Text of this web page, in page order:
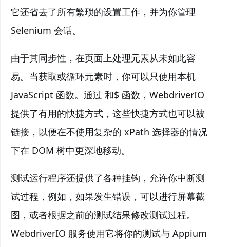
它还省去了所有繁琐的设置工作，并为你管理
Selenium 会话。
由于其同步性，在页面上处理元素从未如此容
易。当获取或循环元素时，你可以只使用本机
JavaScript 函数。通过 和$ 函数，WebdriverIO
提供了有用的快捷方式，这些快捷方式也可以被
链接，以便在不使用复杂的 xPath 选择器的情况
下在 DOM 树中更深地移动。
测试运行程序还提供了各种挂钩，允许你中断测
试过程，例如，如果发生错误，可以进行屏幕截
图，或者根据之前的测试结果修改测试过程。
WebdriverIO 服务使用它将你的测试与 Appium